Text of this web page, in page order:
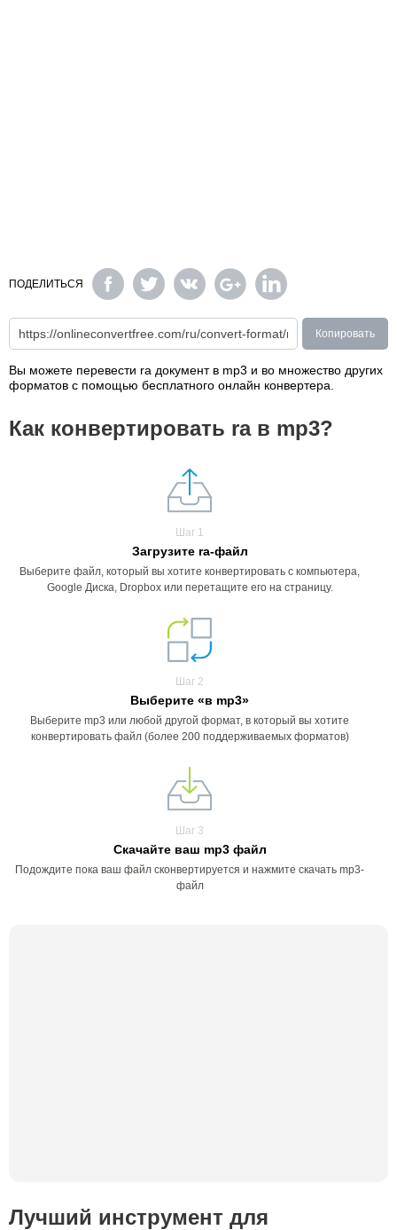
ПОДЕЛИТЬСЯ
Копировать
Вы можете перевести ra документ в mp3 и во множество других
форматов с помощью бесплатного онлайн конвертера.
Как конвертировать ra в mp3?
Шаг 1
Загрузите ra-файл
Выберите файл, который вы хотите конвертировать с компьютера,
Google Диска, Dropbox или перетащите его на страницу.
Шаг 2
Выберите «в mp3»
Выберите mp3 или любой другой формат, в который вы хотите
конвертировать файл (более 200 поддерживаемых форматов)
Шаг 3
Скачайте ваш mp3 файл
Подождите пока ваш файл сконвертируется и нажмите скачать mp3-
файл
Лучший инструмент для